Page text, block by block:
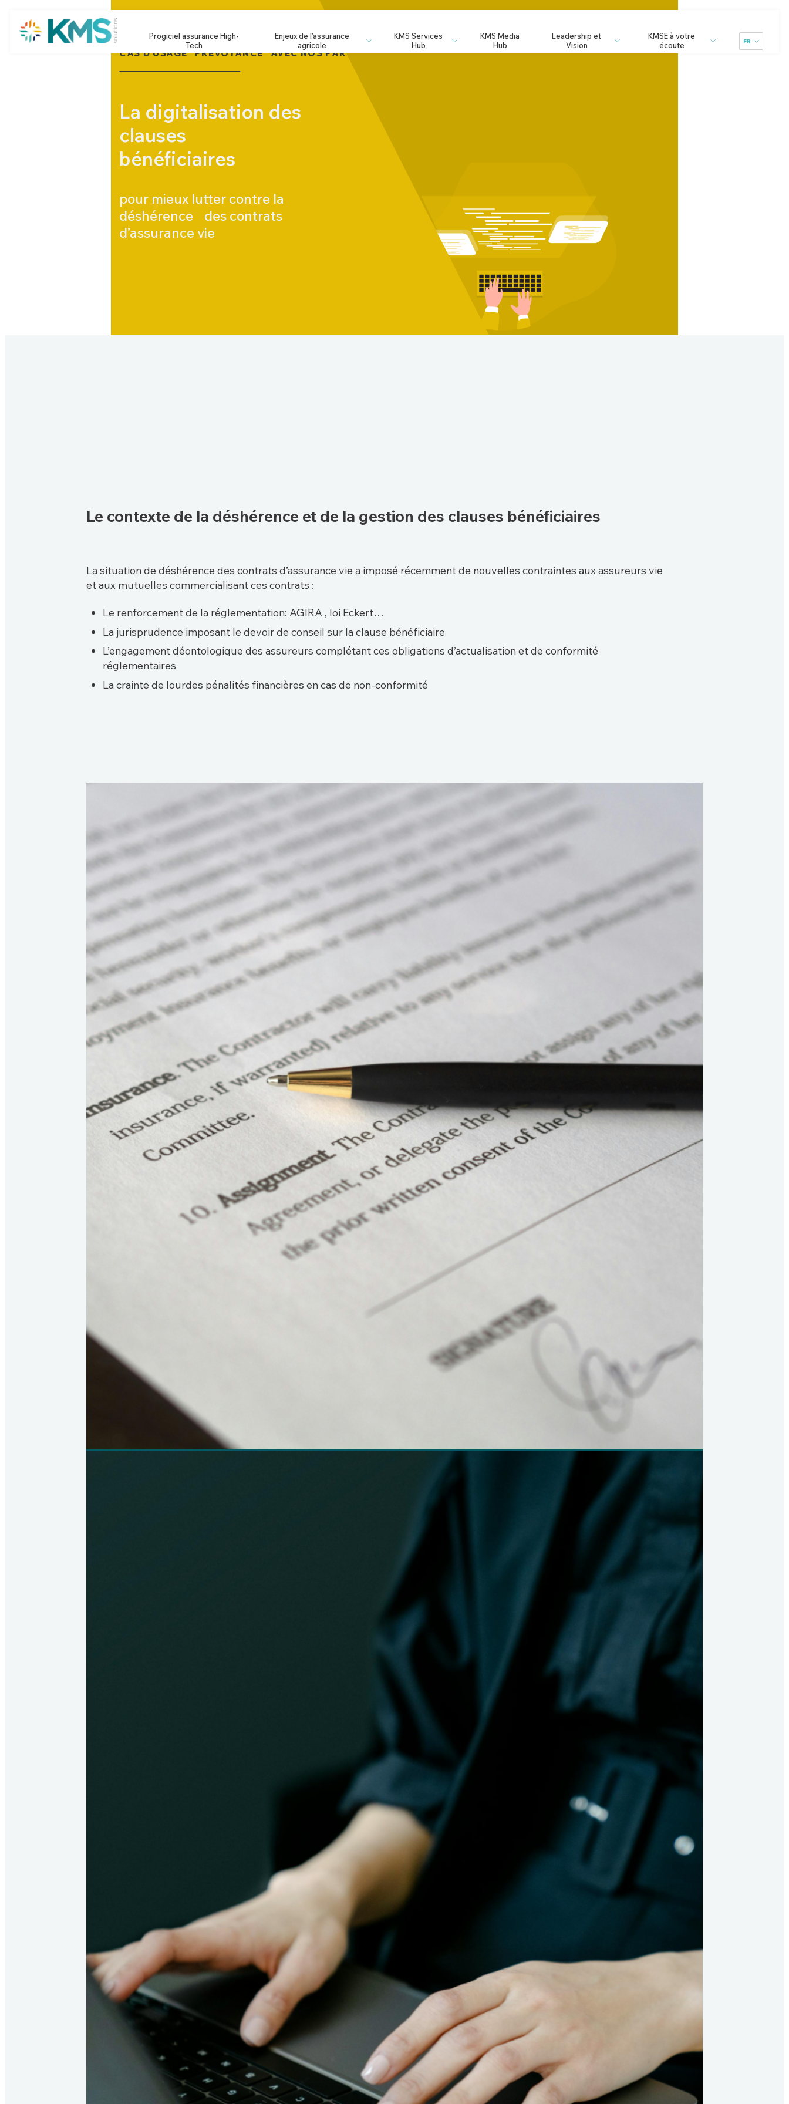
Progiciel assurance High-
Tech
Enjeux de l’assurance
agricole
KMS Services
Hub
KMS Media
Hub
Leadership et
Vision
KMSE à votre
écoute
FR
CAS D’USAGE "PRÉVOYANCE" AVEC NOS PARTENAIRES
La digitalisation des
clauses
bénéficiaires
pour mieux lutter contre la
déshérence des contrats
d’assurance vie
CONTACTER UN EXPERT
Le contexte de la déshérence et de la gestion des clauses bénéficiaires
La situation de déshérence des contrats d’assurance vie a imposé récemment de nouvelles contraintes aux assureurs vie
et aux mutuelles commercialisant ces contrats :
Le renforcement de la réglementation: AGIRA , loi Eckert…
La jurisprudence imposant le devoir de conseil sur la clause bénéficiaire
L’engagement déontologique des assureurs complétant ces obligations d’actualisation et de conformité
réglementaires
La crainte de lourdes pénalités financières en cas de non-conformité